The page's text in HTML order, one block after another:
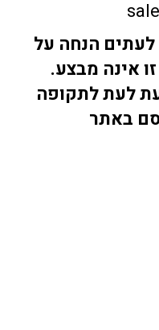
הנחה על
אינה מבצע.
לעת לתקופה
באתר